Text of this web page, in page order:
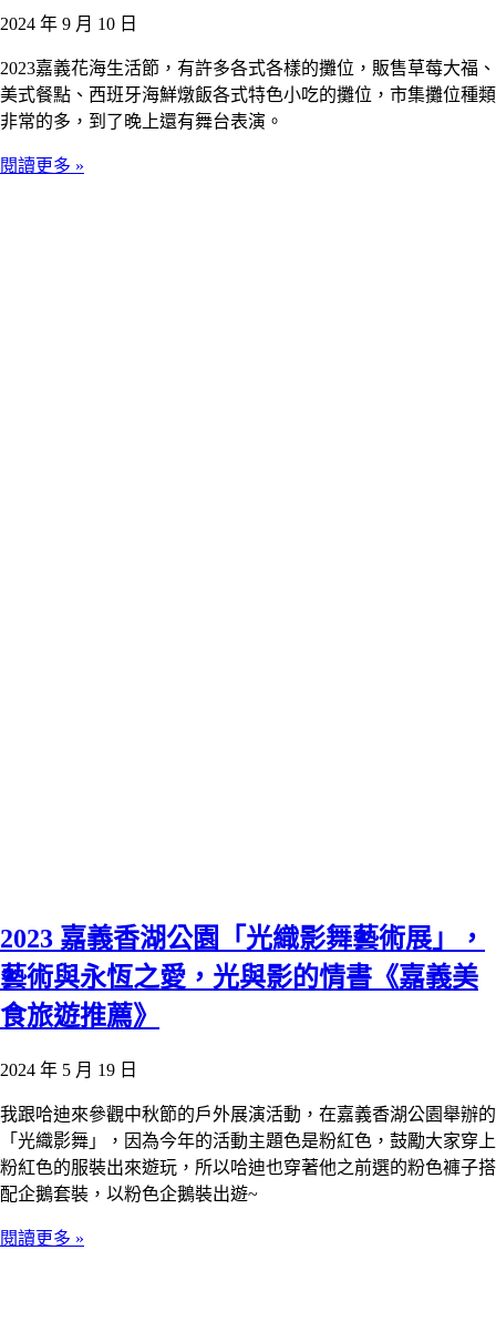
2024 年 9 月 10 日
2023嘉義花海生活節，有許多各式各樣的攤位，販售草莓大福、
美式餐點、西班牙海鮮燉飯各式特色小吃的攤位，市集攤位種類
非常的多，到了晚上還有舞台表演。
閱讀更多 »
2023 嘉義香湖公園「光織影舞藝術展」，
藝術與永恆之愛，光與影的情書《嘉義美
食旅遊推薦》
2024 年 5 月 19 日
我跟哈迪來參觀中秋節的戶外展演活動，在嘉義香湖公園舉辦的
「光織影舞」，因為今年的活動主題色是粉紅色，鼓勵大家穿上
粉紅色的服裝出來遊玩，所以哈迪也穿著他之前選的粉色褲子搭
配企鵝套裝，以粉色企鵝裝出遊~
閱讀更多 »